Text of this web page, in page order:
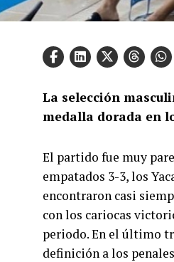
La selección
medalla dorada en
El partido fue muy
empatados 3-3, los
encontraron casi
con los cariocas
periodo. En el último
definición a los